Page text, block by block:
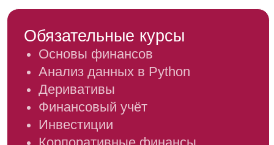
Визуализация данных в бизнесе
в финтехе
Моделирование в корпоративных
финансах
Моделирование на рынке
инструментов с фиксированным
доходом
Алгоритмический трейдинг